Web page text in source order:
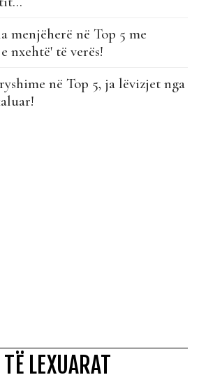
menjëherë në Top 5 me
nxehtë' të verës!
në Top 5, ja lëvizjet nga
TË LEXUARAT